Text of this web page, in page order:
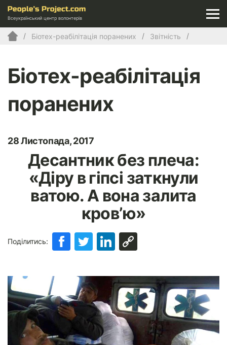
Всеукраїнський центр волонтерів
Біотех-реабілітація поранених Звітність
Біотех-реабілітація
поранених
28 Листопада, 2017
Десантник без плеча:
«Діру в гіпсі заткнули
ватою. А вона залита
кров’ю»
Поділитись: